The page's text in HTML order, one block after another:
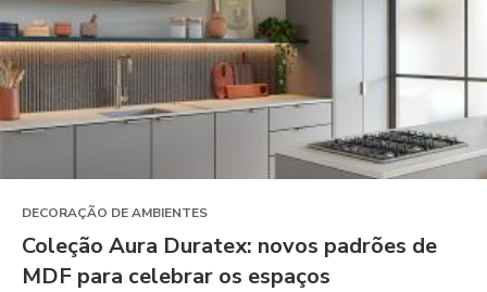
DECORAÇÃO DE AMBIENTES
Coleção Aura Duratex: novos padrões de
MDF para celebrar os espaços